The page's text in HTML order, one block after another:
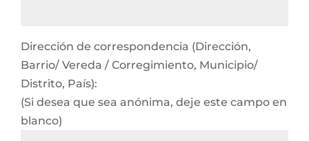
Dirección de correspondencia (Dirección,
Barrio/ Vereda / Corregimiento, Municipio/
Distrito, País):
(Si desea que sea anónima, deje este campo en
blanco)